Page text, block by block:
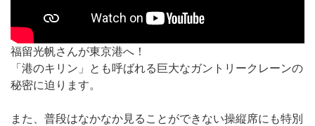
https://www.youtube.com/embed/NRqIY4j97DM
福留光帆さんが東京港へ！
「港のキリン」とも呼ばれる巨大なガントリークレーンの
秘密に迫ります。
また、普段はなかなか見ることができない操縦席にも特別